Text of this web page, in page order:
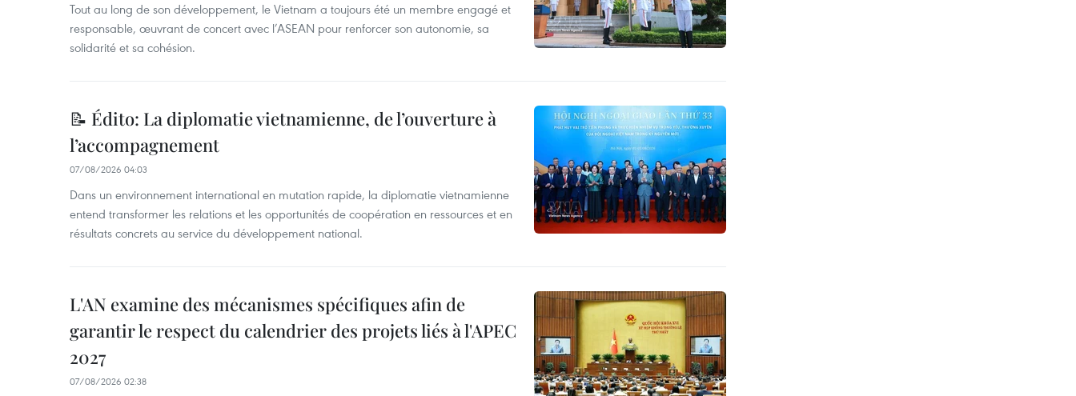
Tout au long de son développement, le Vietnam a toujours été un membre engagé et
responsable, œuvrant de concert avec l’ASEAN pour renforcer son autonomie, sa
solidarité et sa cohésion.
📝 Édito: La diplomatie vietnamienne, de l’ouverture à
l’accompagnement
07/08/2026 04:03
Dans un environnement international en mutation rapide, la diplomatie vietnamienne
entend transformer les relations et les opportunités de coopération en ressources et en
résultats concrets au service du développement national.
L'AN examine des mécanismes spécifiques afin de
garantir le respect du calendrier des projets liés à l'APEC
2027
07/08/2026 02:38